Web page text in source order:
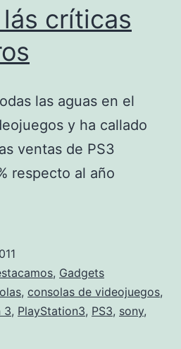
críticas
las aguas en el
y ha callado
ventas de PS3
respecto al año
, Gadgets
, consolas de videojuegos,
3, PlayStation3, PS3, sony,